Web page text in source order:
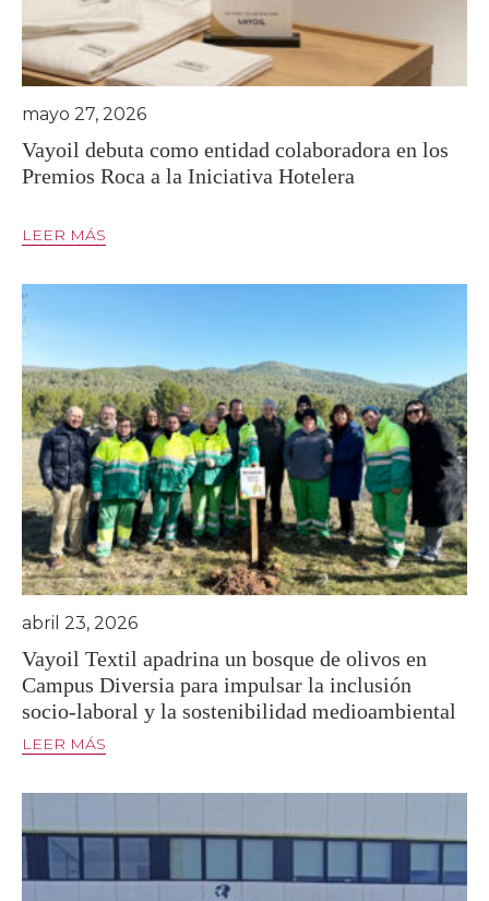
Vayoil debuta como entidad colaboradora en los
Premios Roca a la Iniciativa Hotelera
mayo 27, 2026
LEER MÁS
Vayoil Textil apadrina un bosque de olivos en
Campus Diversia para impulsar la inclusión
socio-laboral y la sostenibilidad medioambiental
abril 23, 2026
LEER MÁS